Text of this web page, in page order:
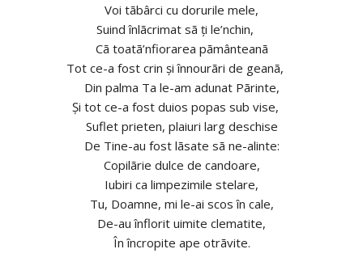
Voi tãbârci cu dorurile mele,
Suind înlãcrimat sã ţi le’nchin,
Cã toatã’nfiorarea pãmânteanã
Tot ce-a fost crin şi înnourãri de geanã,
Din palma Ta le-am adunat Pãrinte,
Şi tot ce-a fost duios popas sub vise,
Suflet prieten, plaiuri larg deschise
De Tine-au fost lãsate sã ne-alinte:
Copilãrie dulce de candoare,
Iubiri ca limpezimile stelare,
Tu, Doamne, mi le-ai scos în cale,
De-au înflorit uimite clematite,
În încropite ape otrãvite.